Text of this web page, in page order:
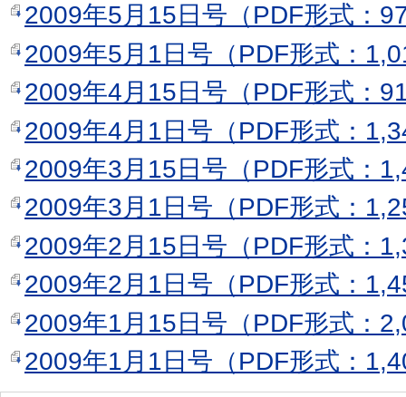
2009年5月15日号（PDF形式：
2009年5月1日号（PDF形式：
2009年4月15日号（PDF形式：
2009年4月1日号（PDF形式：
2009年3月15日号（PDF形式：
2009年3月1日号（PDF形式：
2009年2月15日号（PDF形式：
2009年2月1日号（PDF形式：
2009年1月15日号（PDF形式：
2009年1月1日号（PDF形式：